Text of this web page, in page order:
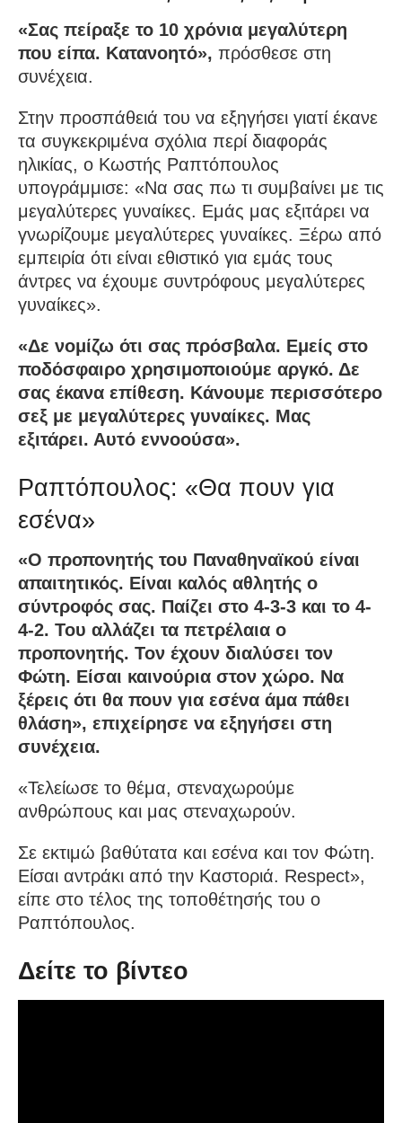
«Σας πείραξε το 10 χρόνια μεγαλύτερη
που είπα. Κατανοητό», πρόσθεσε στη
συνέχεια.
Στην προσπάθειά του να εξηγήσει γιατί έκανε
τα συγκεκριμένα σχόλια περί διαφοράς
ηλικίας, ο Κωστής Ραπτόπουλος
υπογράμμισε: «Να σας πω τι συμβαίνει με τις
μεγαλύτερες γυναίκες. Εμάς μας εξιτάρει να
γνωρίζουμε μεγαλύτερες γυναίκες. Ξέρω από
εμπειρία ότι είναι εθιστικό για εμάς τους
άντρες να έχουμε συντρόφους μεγαλύτερες
γυναίκες».
«Δε νομίζω ότι σας πρόσβαλα. Εμείς στο
ποδόσφαιρο χρησιμοποιούμε αργκό. Δε
σας έκανα επίθεση. Κάνουμε περισσότερο
σεξ με μεγαλύτερες γυναίκες. Μας
εξιτάρει. Αυτό εννοούσα».
Ραπτόπουλος: «Θα πουν για
εσένα»
«Ο προπονητής του Παναθηναϊκού είναι
απαιτητικός. Είναι καλός αθλητής ο
σύντροφός σας. Παίζει στο 4-3-3 και το 4-
4-2. Του αλλάζει τα πετρέλαια ο
προπονητής. Τον έχουν διαλύσει τον
Φώτη. Είσαι καινούρια στον χώρο. Να
ξέρεις ότι θα πουν για εσένα άμα πάθει
θλάση», επιχείρησε να εξηγήσει στη
συνέχεια.
«Τελείωσε το θέμα, στεναχωρούμε
ανθρώπους και μας στεναχωρούν.
Σε εκτιμώ βαθύτατα και εσένα και τον Φώτη.
Είσαι αντράκι από την Καστοριά. Respect»,
είπε στο τέλος της τοποθέτησής του ο
Ραπτόπουλος.
Δείτε το βίντεο